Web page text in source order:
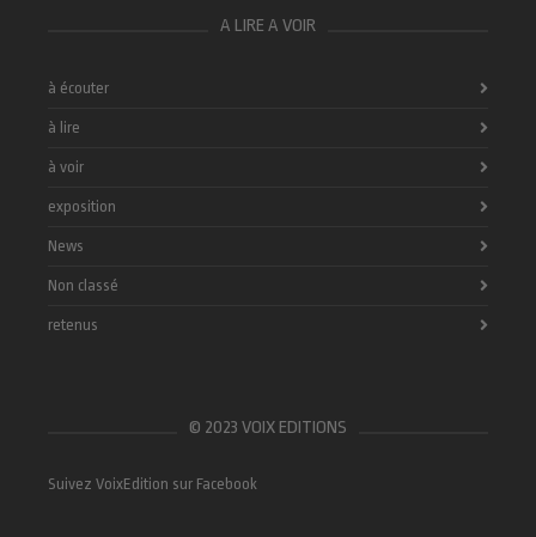
A LIRE A VOIR
à écouter
à lire
à voir
exposition
News
Non classé
retenus
© 2023 VOIX EDITIONS
Suivez VoixEdition sur Facebook